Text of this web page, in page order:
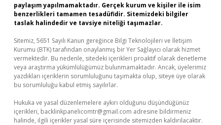
paylaşım yapılmamaktadır. Gerçek kurum ve kişiler ile isim
benzerlikleri tamamen tesadüfidir. Sitemizdeki bilgiler
taslak halindedir ve tavsiye niteliği taşımazlar.
Sitemiz, 5651 Sayılı Kanun gereğince Bilgi Teknolojileri ve İletişim
Kurumu (BTK) tarafından onaylanmış bir Yer Sağlayıcı olarak hizmet
vermektedir. Bu nedenle, sitedeki içerikleri proaktif olarak denetleme
veya araştırma yükümlülüğümüz bulunmamaktadır. Ancak, üyelerimiz
yazdıkları içeriklerin sorumluluğunu taşımakta olup, siteye üye olarak
bu sorumluluğu kabul etmiş sayılırlar.
Hukuka ve yasal düzenlemelere aykırı olduğunu düşündüğünüz
içerikleri, backlinkpanelicomtr@gmail.com adresine bildirmeniz
halinde, ilgili içerikler yasal süre içerisinde sitemizden kaldırılacaktır.